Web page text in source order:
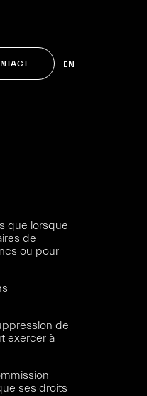
EN
que lorsque
de
ou pour
de
exercer à
ses droits